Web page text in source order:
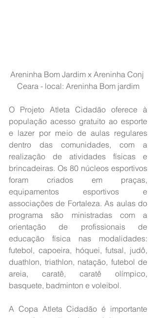
Areninha Bom Jardim x Areninha Conj
Ceara - local: Areninha Bom jardim
O Projeto Atleta Cidadão oferece à
população acesso gratuito ao esporte
e lazer por meio de aulas regulares
dentro das comunidades, com a
realização de atividades físicas e
brincadeiras. Os 80 núcleos esportivos
foram criados em praças,
equipamentos esportivos e
associações de Fortaleza. As aulas do
programa são ministradas com a
orientação de profissionais de
educação física nas modalidades:
futebol, capoeira, hóquei, futsal, judô,
duathlon, triathlon, natação, futebol de
areia, caratê, caratê olímpico,
basquete, badminton e voleibol.
A Copa Atleta Cidadão é importante